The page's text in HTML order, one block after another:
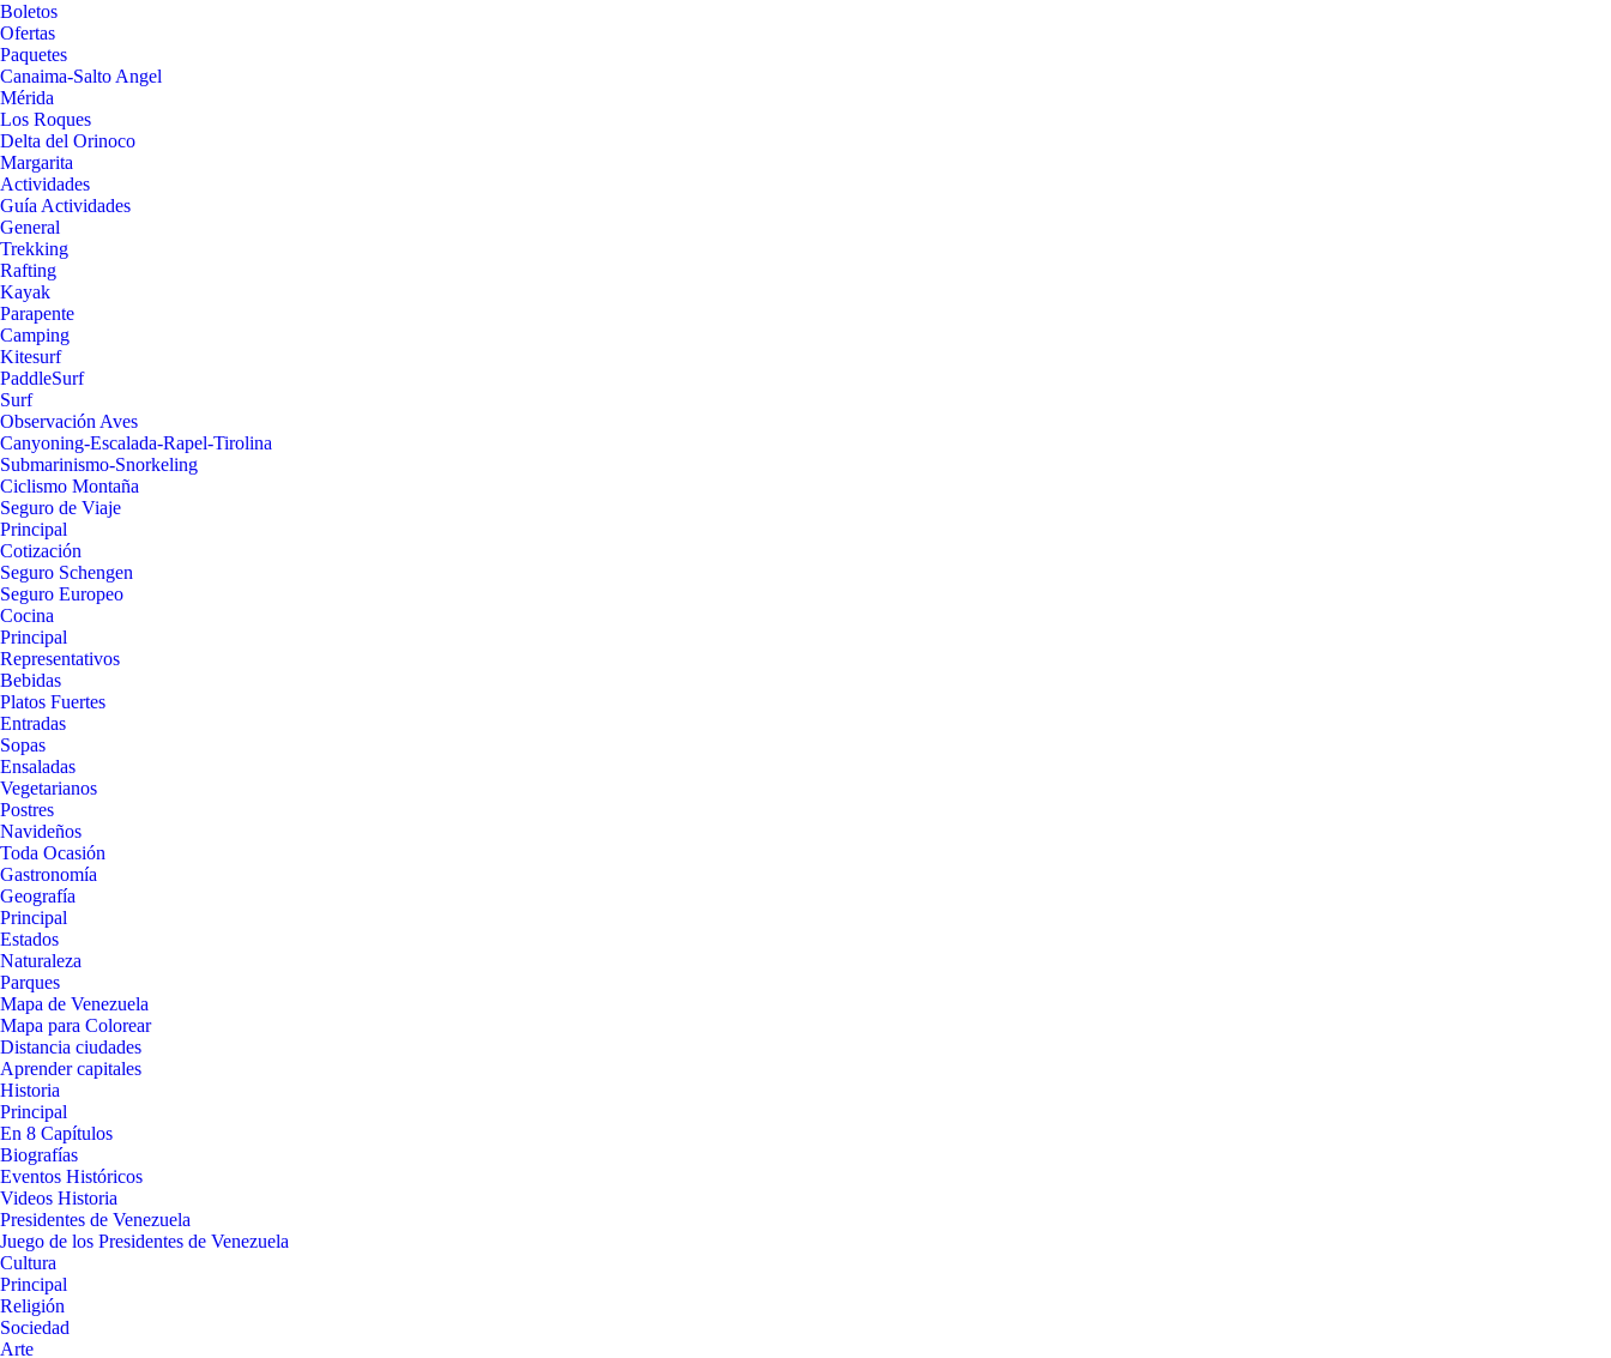
Boletos
Ofertas
Paquetes
Canaima-Salto Angel
Mérida
Los Roques
Delta del Orinoco
Margarita
Actividades
Guía Actividades
General
Trekking
Rafting
Kayak
Parapente
Camping
Kitesurf
PaddleSurf
Surf
Observación Aves
Canyoning-Escalada-Rapel-Tirolina
Submarinismo-Snorkeling
Ciclismo Montaña
Seguro de Viaje
Principal
Cotización
Seguro Schengen
Seguro Europeo
Cocina
Principal
Representativos
Bebidas
Platos Fuertes
Entradas
Sopas
Ensaladas
Vegetarianos
Postres
Navideños
Toda Ocasión
Gastronomía
Geografía
Principal
Estados
Naturaleza
Parques
Mapa de Venezuela
Mapa para Colorear
Distancia ciudades
Aprender capitales
Historia
Principal
En 8 Capítulos
Biografías
Eventos Históricos
Videos Historia
Presidentes de Venezuela
Juego de los Presidentes de Venezuela
Cultura
Principal
Religión
Sociedad
Arte